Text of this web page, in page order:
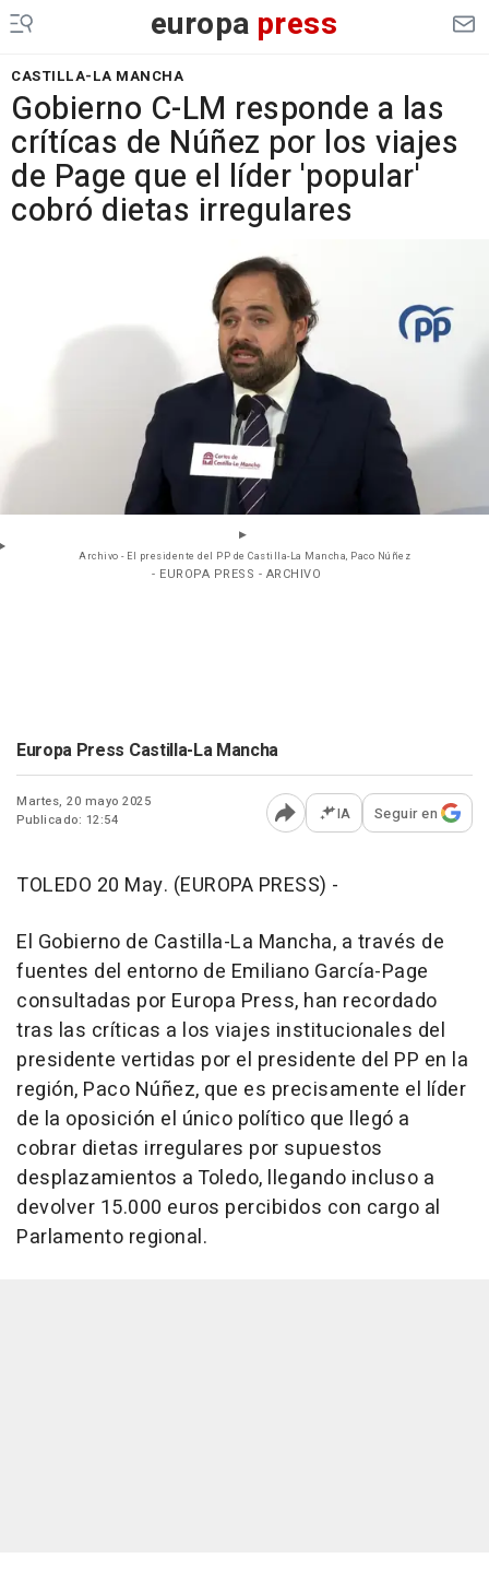
europa press
CASTILLA-LA MANCHA
Gobierno C-LM responde a las
crítícas de Núñez por los viajes
de Page que el líder 'popular'
cobró dietas irregulares
Archivo - El presidente del PP de Castilla-La Mancha, Paco Núñez
- EUROPA PRESS - ARCHIVO
Europa Press Castilla-La Mancha
Martes, 20 mayo 2025
Publicado: 12:54
Abrir opciones para
IA Seguir en
TOLEDO 20 May. (EUROPA PRESS) -
El Gobierno de Castilla-La Mancha, a través de
fuentes del entorno de Emiliano García-Page
consultadas por Europa Press, han recordado
tras las críticas a los viajes institucionales del
presidente vertidas por el presidente del PP en la
región, Paco Núñez, que es precisamente el líder
de la oposición el único político que llegó a
cobrar dietas irregulares por supuestos
desplazamientos a Toledo, llegando incluso a
devolver 15.000 euros percibidos con cargo al
Parlamento regional.